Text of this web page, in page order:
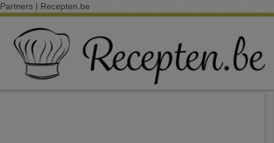
Partners | Recepten.be